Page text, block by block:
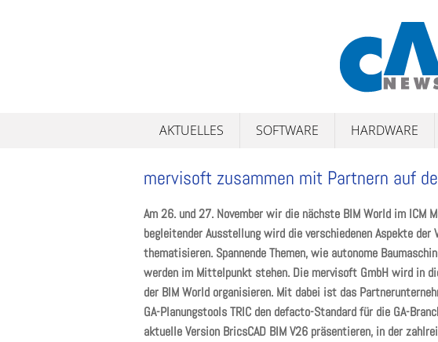
AKTUELLES SOFTWARE HARDWARE
mervisoft zusammen mit Partnern auf
Am 26. und 27. November wir die nächste BIM World im ICM
begleitender Ausstellung wird die verschiedenen Aspekte der
thematisieren. Spannende Themen, wie autonome
werden im Mittelpunkt stehen. Die mervisoft GmbH wird in
der BIM World organisieren. Mit dabei ist das
GA-Planungstools TRIC den defacto-Standard für die GA-
aktuelle Version BricsCAD BIM V26 präsentieren, in der